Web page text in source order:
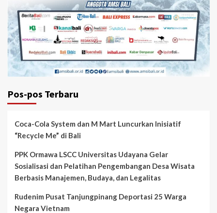
Pos-pos Terbaru
Coca-Cola System dan M Mart Luncurkan Inisiatif
“Recycle Me” di Bali
PPK Ormawa LSCC Universitas Udayana Gelar
Sosialisasi dan Pelatihan Pengembangan Desa Wisata
Berbasis Manajemen, Budaya, dan Legalitas
Rudenim Pusat Tanjungpinang Deportasi 25 Warga
Negara Vietnam